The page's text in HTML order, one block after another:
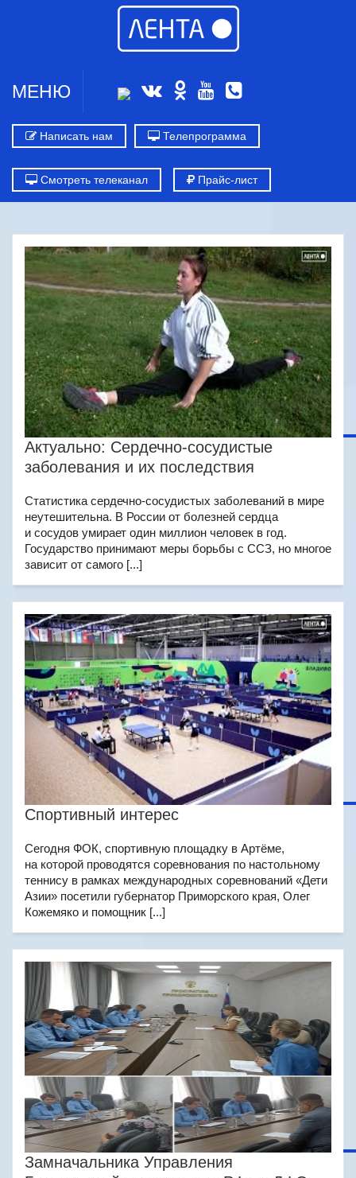
МЕНЮ
Написать нам Телепрограмма
Смотреть телеканал Прайс-лист
Актуально: Сердечно-сосудистые
заболевания и их последствия
Статистика сердечно-сосудистых заболеваний в мире
неутешительна. В России от болезней сердца
и сосудов умирает один миллион человек в год.
Государство принимают меры борьбы с ССЗ, но многое
зависит от самого [...]
Спортивный интерес
Сегодня ФОК, спортивную площадку в Артёме,
на которой проводятся соревнования по настольному
теннису в рамках международных соревнований «Дети
Азии» посетили губернатор Приморского края, Олег
Кожемяко и помощник [...]
Замначальника Управления